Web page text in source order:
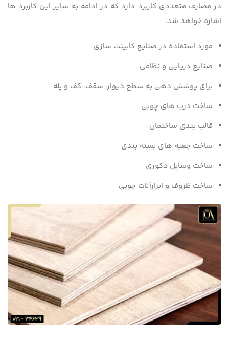
در مصارف متعددی کاربرد دارد که در ادامه به سایر این کاربرد ها
اشاره خواهد شد.
مورد استفاده در صنایع کابینت سازی
صنایع دریایی و نظامی
برای پوشش دهی به سطح دیوار، سقف، کف و پله
ساخت درب های چوبی
قالب بندی ساختمان
ساخت جعبه های بسته بندی
ساخت وسایل دکوری
ساخت ظروف و ابزارآلات چوبی